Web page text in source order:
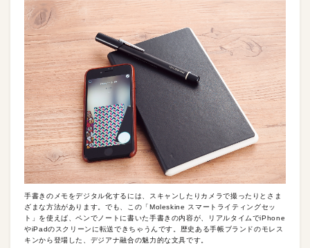
手書きのメモをデジタル化するには、スキャンしたりカメラで撮ったりとさま
ざまな方法があります。でも、この「Moleskine スマートライティングセッ
ト」を使えば、ペンでノートに書いた手書きの内容が、リアルタイムでiPhone
やiPadのスクリーンに転送できちゃうんです。歴史ある手帳ブランドのモレス
キンから登場した、デジアナ融合の魅力的な文具です。